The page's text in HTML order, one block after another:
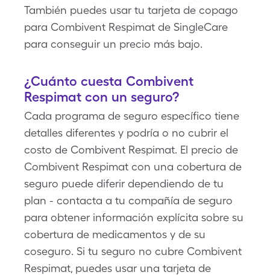
También puedes usar tu tarjeta de copago
para Combivent Respimat de SingleCare
para conseguir un precio más bajo.
¿Cuánto cuesta Combivent
Respimat con un seguro?
Cada programa de seguro específico tiene
detalles diferentes y podría o no cubrir el
costo de Combivent Respimat. El precio de
Combivent Respimat con una cobertura de
seguro puede diferir dependiendo de tu
plan - contacta a tu compañía de seguro
para obtener información explícita sobre su
cobertura de medicamentos y de su
coseguro. Si tu seguro no cubre Combivent
Respimat, puedes usar una tarjeta de